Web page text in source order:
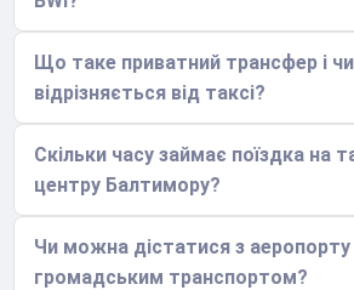
Що таке приватний трансфер і
відрізняється від таксі?
Скільки часу займає поїздка на
центру Балтимору?
Чи можна дістатися з аеропорту
громадським транспортом?